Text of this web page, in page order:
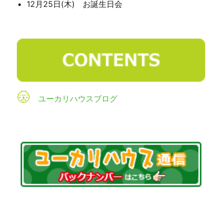
12月25日(木) お誕生日会
ユーカリハウスブログ